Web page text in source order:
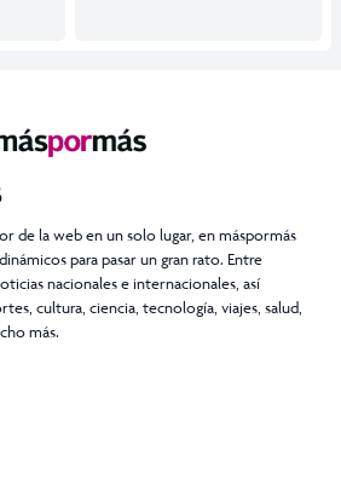
de la web en un solo lugar, en máspormás
para pasar un gran rato. Entre
nacionales e internacionales, así
cultura, ciencia, tecnología, viajes, salud,
más.